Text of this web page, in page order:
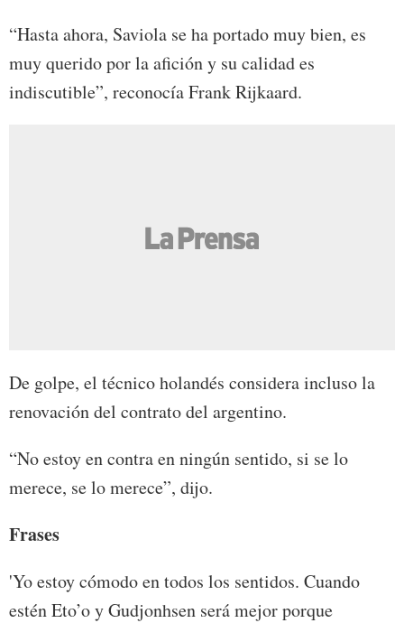
“Hasta ahora, Saviola se ha portado muy bien, es
muy querido por la afición y su calidad es
indiscutible”, reconocía Frank Rijkaard.
De golpe, el técnico holandés considera incluso la
renovación del contrato del argentino.
“No estoy en contra en ningún sentido, si se lo
merece, se lo merece”, dijo.
Frases
'Yo estoy cómodo en todos los sentidos. Cuando
estén Eto’o y Gudjonhsen será mejor porque